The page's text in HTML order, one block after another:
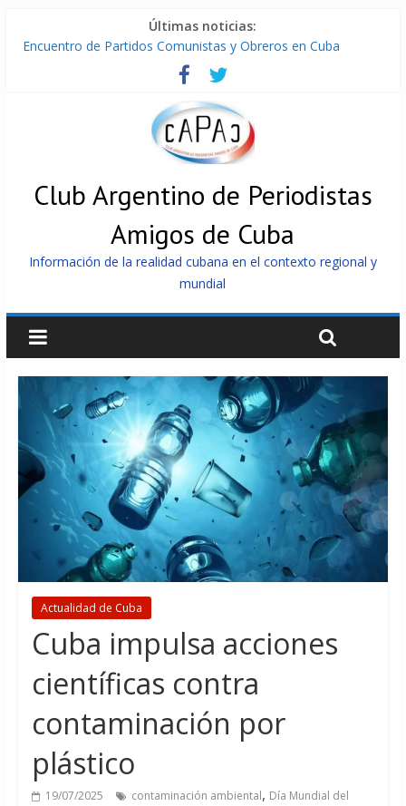
Últimas noticias:
Encuentro de Partidos Comunistas y Obreros en Cuba
Díaz-Canel: «Cuba no tiene que adoctrinar a nadie, no tiene
que exportar ideas; es la historia la que imparte lecciones»
Entregan en Cuba equipos fotovoltaicos a familias con niños
ONU gestiona con “varios países interesados” envío de
Cuba, la «Gaza silenciosa»
Club Argentino de Periodistas
Amigos de Cuba
Información de la realidad cubana en el contexto regional y
mundial
Actualidad de Cuba
Cuba impulsa acciones
científicas contra
contaminación por
plástico
19/07/2025 contaminación ambiental, Día Mundial del